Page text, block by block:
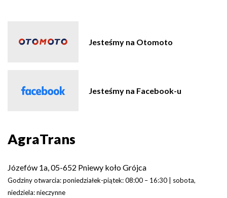
Jesteśmy na Otomoto
Jesteśmy na Facebook-u
AgraTrans
Józefów 1a, 05-652 Pniewy koło Grójca
Godziny otwarcia: poniedziałek-piątek: 08:00 – 16:30 | sobota,
niedziela: nieczynne